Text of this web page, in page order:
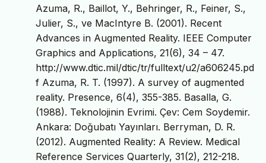
Azuma, R., Baillot, Y., Behringer, R., Feiner, S.,
Julier, S., ve MacIntyre B. (2001). Recent
Advances in Augmented Reality. IEEE Computer
Graphics and Applications, 21(6), 34 – 47.
http://www.dtic.mil/dtic/tr/fulltext/u2/a606245.pd
f Azuma, R. T. (1997). A survey of augmented
reality. Presence, 6(4), 355-385. Basalla, G.
(1988). Teknolojinin Evrimi. Çev: Cem Soydemir.
Ankara: Doğubatı Yayınları. Berryman, D. R.
(2012). Augmented Reality: A Review. Medical
Reference Services Quarterly, 31(2), 212-218.